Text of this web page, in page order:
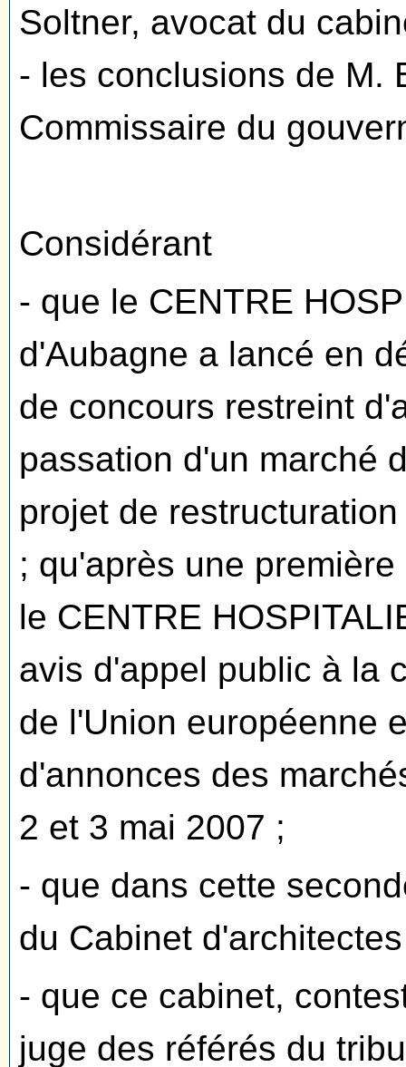
Soltner, avocat du
- les conclusions de M.
Commissaire du
Considérant
- que le CENTRE
d'Aubagne a lancé en
de concours restreint
passation d'un marché
projet de
; qu'après une
le CENTRE
avis d'appel public à la
de l'Union européenne
d'annonces des
2 et 3 mai 2007 ;
- que dans cette
du Cabinet
- que ce cabinet,
juge des référés du